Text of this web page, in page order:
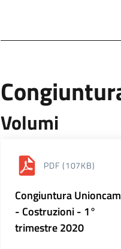
Volumi
PDF (107KB)
Congiuntura
- Costruzioni - 1°
trimestre 2020